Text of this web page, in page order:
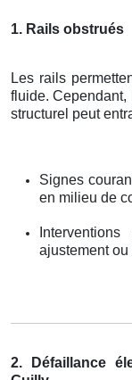
1. Rails obstrués
Les rails
fluide. Cependant,
structurel peut
Signes
en milieu de
ajustement
2. Défaillance